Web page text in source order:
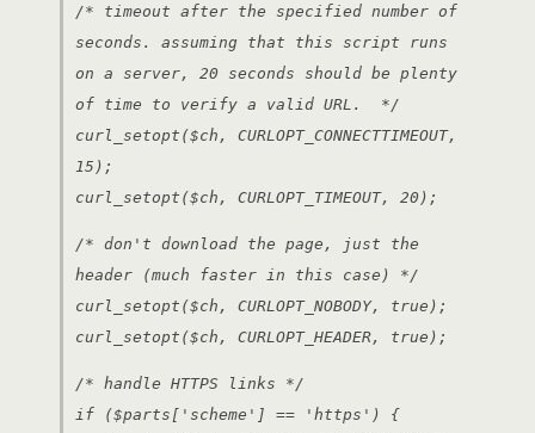
/* timeout after the specified number of
seconds. assuming that this script runs
on a server, 20 seconds should be plenty
of time to verify a valid URL. */
curl_setopt($ch, CURLOPT_CONNECTTIMEOUT,
15);
curl_setopt($ch, CURLOPT_TIMEOUT, 20);
/* don't download the page, just the
header (much faster in this case) */
curl_setopt($ch, CURLOPT_NOBODY, true);
curl_setopt($ch, CURLOPT_HEADER, true);
/* handle HTTPS links */
if ($parts['scheme'] == 'https') {